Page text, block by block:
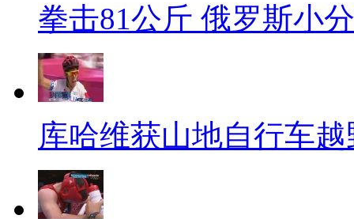
拳击81公斤 俄罗斯小
库哈维获山地自行车